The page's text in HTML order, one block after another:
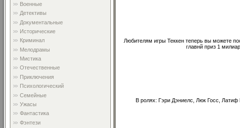
Военные
Детективы
Документальные
Исторические
Криминал
Мелодрамы
Мистика
Отечественные
Приключения
Психологический
Семейные
Ужасы
Фантастика
Фэнтези
Любителям игры Теккен теперь вы можете
главнй приз 1
В ролях: Гэри Дэниелс, Люк Госс,